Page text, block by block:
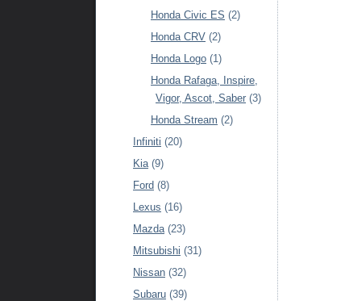
Honda Civic ES (2)
Honda CRV (2)
Honda Logo (1)
Honda Rafaga, Inspire,
Vigor, Ascot, Saber (3)
Honda Stream (2)
Infiniti (20)
Kia (9)
Ford (8)
Lexus (16)
Mazda (23)
Mitsubishi (31)
Nissan (32)
Subaru (39)